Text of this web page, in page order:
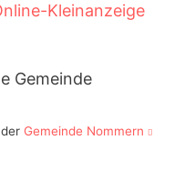
Kleinanzeige
Gemeinde Nommern